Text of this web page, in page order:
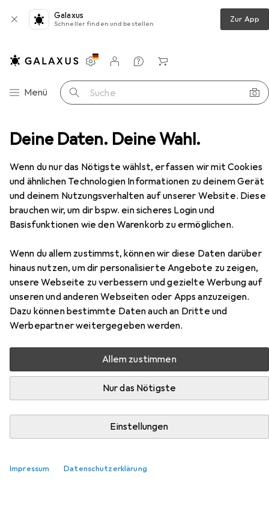
Deine Daten. Deine Wahl.
Wenn du nur das Nötigste wählst, erfassen wir mit Cookies
und ähnlichen Technologien Informationen zu deinem Gerät
und deinem Nutzungsverhalten auf unserer Website. Diese
brauchen wir, um dir bspw. ein sicheres Login und
Basisfunktionen wie den Warenkorb zu ermöglichen.
Wenn du allem zustimmst, können wir diese Daten darüber
hinaus nutzen, um dir personalisierte Angebote zu zeigen,
unsere Webseite zu verbessern und gezielte Werbung auf
unseren und anderen Webseiten oder Apps anzuzeigen.
Dazu können bestimmte Daten auch an Dritte und
Werbepartner weitergegeben werden.
Allem zustimmen
Nur das Nötigste
Einstellungen
Impressum Datenschutzerklärung
Galaxus
Schneller finden und bestellen Zur App
Navigation nach Kategorien
Menü Suche
Einstellungen
Kundenkonto
Vergleichslisten
Merklisten
Warenkorb
Sicherheitsschuhe Altex Aveyron V2
EUR
58,94
Altex
Aveyron V2
6 Grössen
Hier findest du passendes Zubehör zum Produkt Altex
Aveyron V2 aus der Kategorie Sohlen.
Relevanz
Produktliste
EUR
32,16